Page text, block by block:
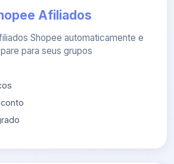
Afiliados
Shopee automaticamente e
para seus grupos